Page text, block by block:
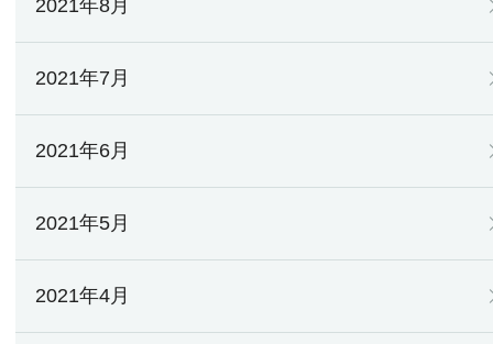
2021年8月
2021年7月
2021年6月
2021年5月
2021年4月